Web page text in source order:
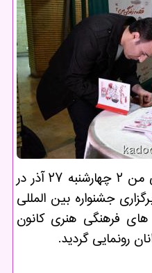
كادو دونی: كتاب قصه زندگی من ۲ چهارشنبه ۲۷ آذر در
جشنواره بین المللی
فرهنگی هنری كانون
رونمایی گردید.